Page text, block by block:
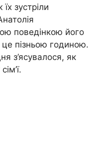
зустріли
поведінкою його
пізньою годиною.
з’ясувалося, як